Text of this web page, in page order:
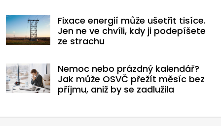
Fixace energií může ušetřit tisíce.
Jen ne ve chvíli, kdy ji podepíšete
ze strachu
Nemoc nebo prázdný kalendář?
Jak může OSVČ přežít měsíc bez
příjmu, aniž by se zadlužila